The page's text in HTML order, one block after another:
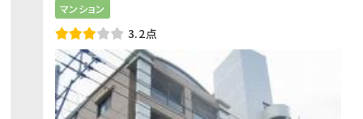
マンション
3.2点